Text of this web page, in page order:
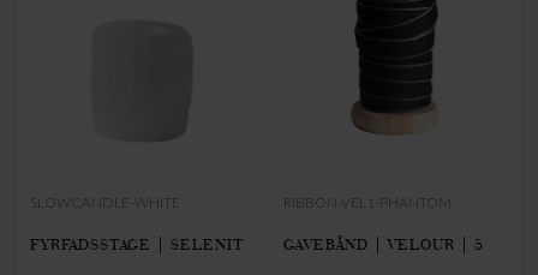
SLOWCANDLE-WHITE
FYRFADSSTAGE | SELENIT
RIBBON-VEL1-PHANTOM
GAVEBÅND | VELOUR | 5